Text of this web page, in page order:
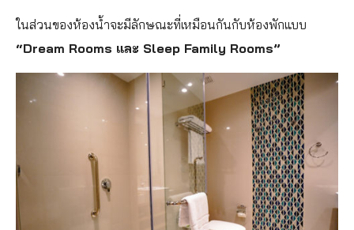
ในส่วนของห้องน้ำจะมีลักษณะที่เหมือนกันกับห้องพักแบบ
“Dream Rooms และ Sleep Family Rooms”